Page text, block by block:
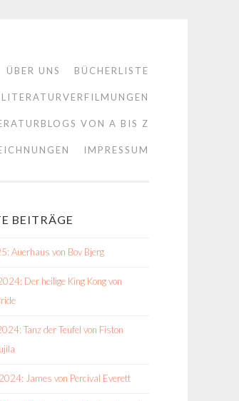
ÜBER UNS BÜCHERLISTE
LITERATURVERFILMUNGEN
VON A BIS Z
IMPRESSUM
BEITRÄGE
Auerhaus von Bov Bjerg
Der heilige King Kong von
Tanz der Teufel von Fiston
James von Percival Everett